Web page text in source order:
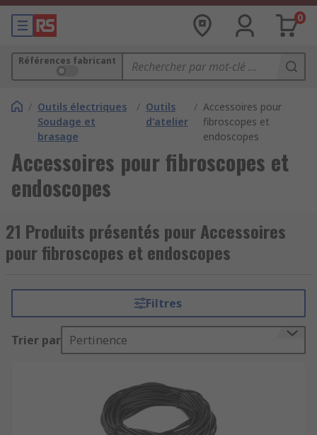
0
Références fabricant
/ Outils électriques
Soudage et
brasage
/ Outils
d'atelier
/ Accessoires pour
fibroscopes et
endoscopes
Accessoires pour fibroscopes et
endoscopes
21 Produits présentés pour Accessoires
pour fibroscopes et endoscopes
Filtres
Trier par Pertinence